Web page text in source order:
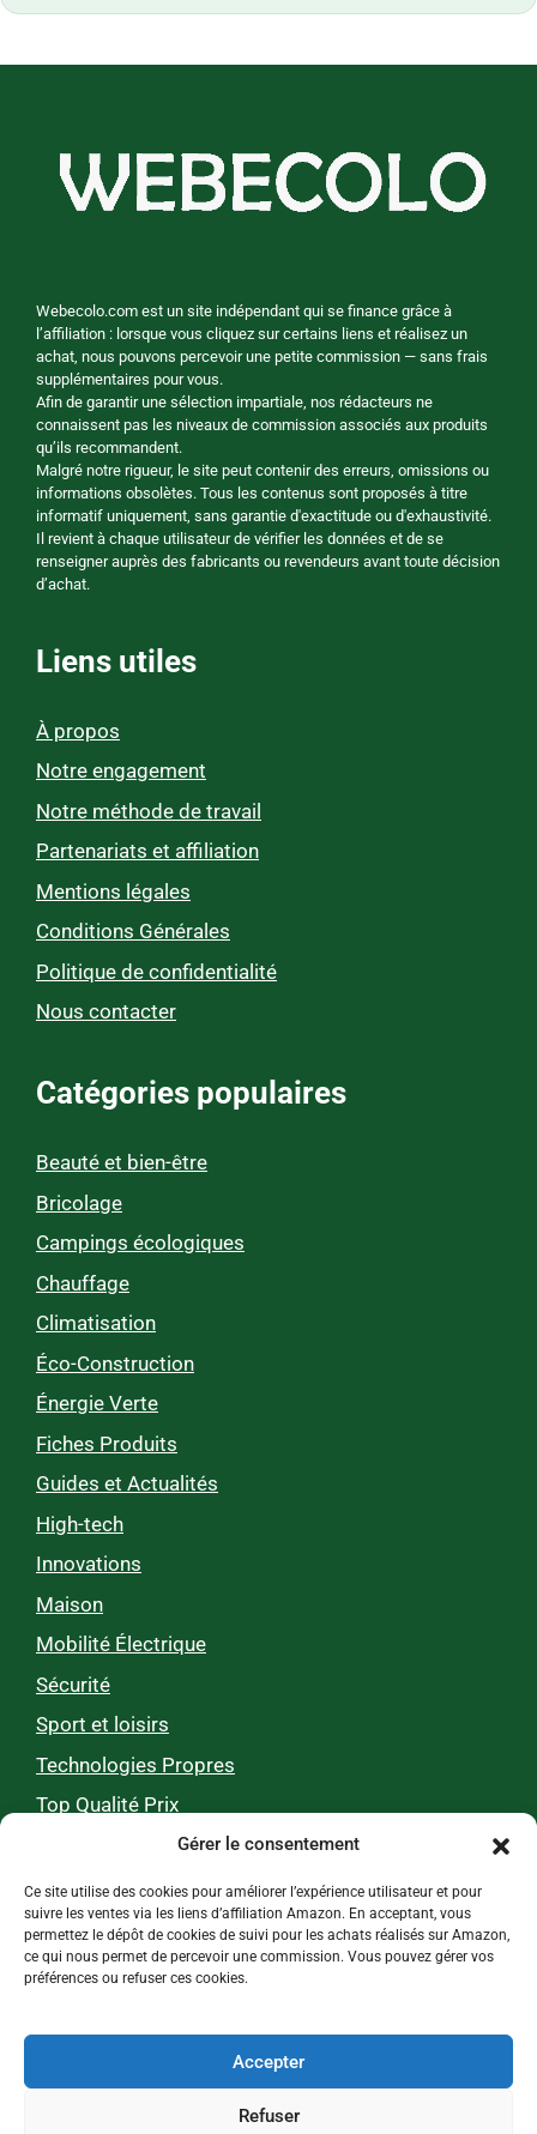
Gérer le consentement
Ce site utilise des cookies pour améliorer l’expérience utilisateur et pour
suivre les ventes via les liens d’affiliation Amazon. En acceptant, vous
permettez le dépôt de cookies de suivi pour les achats réalisés sur Amazon,
ce qui nous permet de percevoir une commission. Vous pouvez gérer vos
préférences ou refuser ces cookies.
Accepter
Refuser
Webecolo.com est un site indépendant qui se finance grâce à
l’affiliation : lorsque vous cliquez sur certains liens et réalisez un
achat, nous pouvons percevoir une petite commission — sans frais
supplémentaires pour vous.
Afin de garantir une sélection impartiale, nos rédacteurs ne
connaissent pas les niveaux de commission associés aux produits
qu’ils recommandent.
Malgré notre rigueur, le site peut contenir des erreurs, omissions ou
informations obsolètes. Tous les contenus sont proposés à titre
informatif uniquement, sans garantie d'exactitude ou d'exhaustivité.
Il revient à chaque utilisateur de vérifier les données et de se
renseigner auprès des fabricants ou revendeurs avant toute décision
d’achat.
Liens utiles
À propos
Notre engagement
Notre méthode de travail
Partenariats et affiliation
Mentions légales
Conditions Générales
Politique de confidentialité
Nous contacter
Catégories populaires
Beauté et bien-être
Bricolage
Campings écologiques
Chauffage
Climatisation
Éco-Construction
Énergie Verte
Fiches Produits
Guides et Actualités
High-tech
Innovations
Maison
Mobilité Électrique
Sécurité
Sport et loisirs
Technologies Propres
Top Qualité Prix
Zéro pub, 100 % utile
Nos tests et comparatifs 0% pub, 100%
indépendants !
d’hébergements écologiques pour un mode de vie